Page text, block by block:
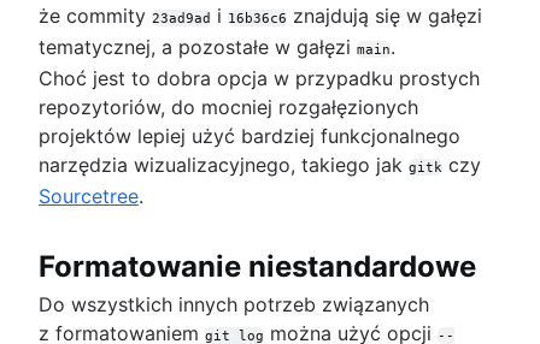
że commity 23ad9ad i 16b36c6 znajdują się w gałęzi
tematycznej, a pozostałe w gałęzi main.
Choć jest to dobra opcja w przypadku prostych
repozytoriów, do mocniej rozgałęzionych
projektów lepiej użyć bardziej funkcjonalnego
narzędzia wizualizacyjnego, takiego jak gitk czy
Sourcetree.
Formatowanie niestandardowe
Do wszystkich innych potrzeb związanych
z formatowaniem git log można użyć opcji --